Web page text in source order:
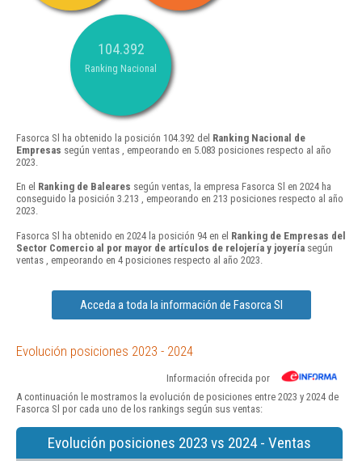
104.392
Ranking Nacional
Fasorca Sl ha obtenido la posición 104.392 del Ranking Nacional de
Empresas según ventas , empeorando en 5.083 posiciones respecto al año
2023.
En el Ranking de Baleares según ventas, la empresa Fasorca Sl en 2024 ha
conseguido la posición 3.213 , empeorando en 213 posiciones respecto al año
2023.
Fasorca Sl ha obtenido en 2024 la posición 94 en el Ranking de Empresas del
Sector Comercio al por mayor de artículos de relojería y joyería según
ventas , empeorando en 4 posiciones respecto al año 2023.
Acceda a toda la información de Fasorca Sl
Evolución posiciones 2023 - 2024
Información ofrecida por
A continuación le mostramos la evolución de posiciones entre 2023 y 2024 de
Fasorca Sl por cada uno de los rankings según sus ventas:
Evolución posiciones 2023 vs 2024 - Ventas